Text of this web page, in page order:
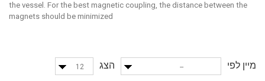
the vessel. For the best magnetic coupling, the distance between the
magnets should be minimized
מיין לפי -- הצג 12